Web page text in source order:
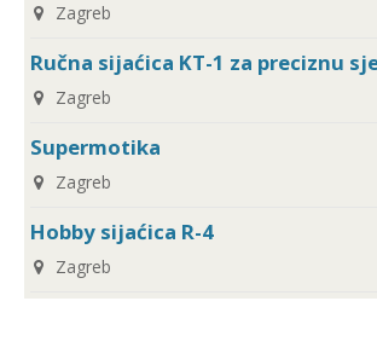
Zagreb
Ručna sijaćica KT-1 za preciznu
Zagreb
Supermotika
Zagreb
Hobby sijaćica R-4
Zagreb